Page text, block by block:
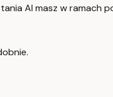
AI masz w ramach